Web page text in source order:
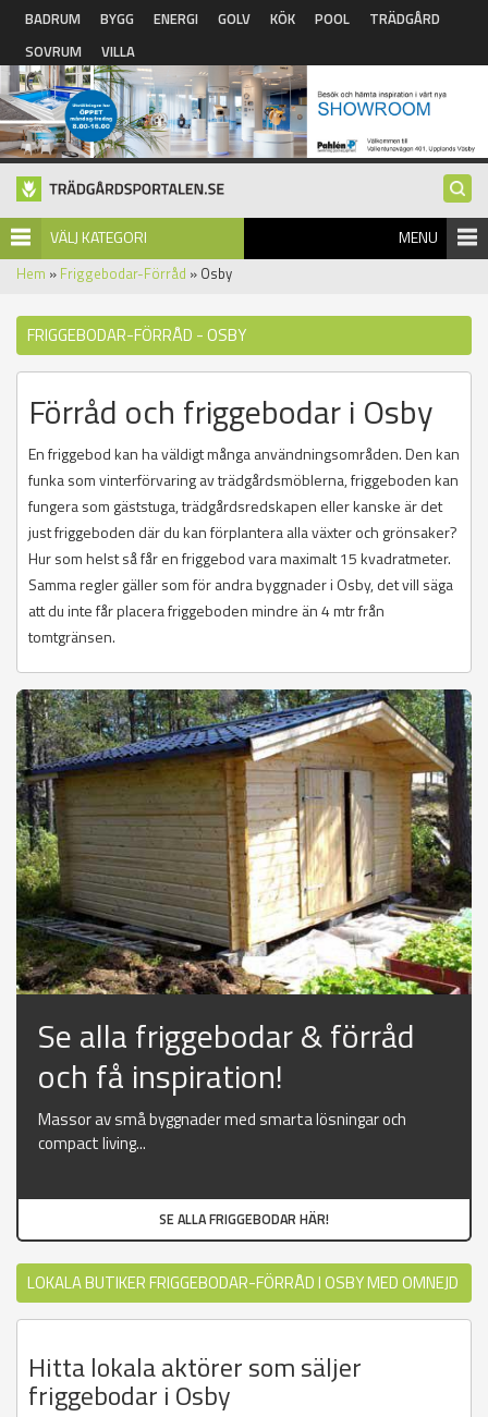
Hoppa till huvudinnehåll
BADRUM BYGG ENERGI GOLV KÖK POOL
TRÄDGÅRD
SOVRUM
VILLA
VÄLJ KATEGORI MENU
Hem » Friggebodar-Förråd » Osby
FRIGGEBODAR-FÖRRÅD - OSBY
Förråd och friggebodar i Osby
En friggebod kan ha väldigt många användningsområden. Den kan
funka som vinterförvaring av trädgårdsmöblerna, friggeboden kan
fungera som gäststuga, trädgårdsredskapen eller kanske är det
just friggeboden där du kan förplantera alla växter och grönsaker?
Hur som helst så får en friggebod vara maximalt 15 kvadratmeter.
Samma regler gäller som för andra byggnader i Osby, det vill säga
att du inte får placera friggeboden mindre än 4 mtr från
tomtgränsen.
Se alla friggebodar & förråd
och få inspiration!
Massor av små byggnader med smarta lösningar och
compact living...
SE ALLA FRIGGEBODAR HÄR!
LOKALA BUTIKER FRIGGEBODAR-FÖRRÅD I OSBY MED OMNEJD
Hitta lokala aktörer som säljer
friggebodar i Osby